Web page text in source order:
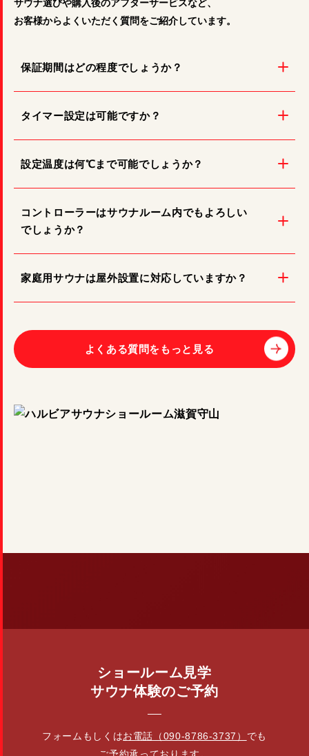
サウナ選びや購入後のアフターサービスなど、
お客様からよくいただく質問をご紹介しています。
保証期間はどの程度でしょうか？
タイマー設定は可能ですか？
設定温度は何℃まで可能でしょうか？
コントローラーはサウナルーム内でもよろしい
でしょうか？
家庭用サウナは屋外設置に対応していますか？
よくある質問をもっと見る
ショールーム見学
サウナ体験のご予約
フォームもしくはお電話（090-8786-3737） でも